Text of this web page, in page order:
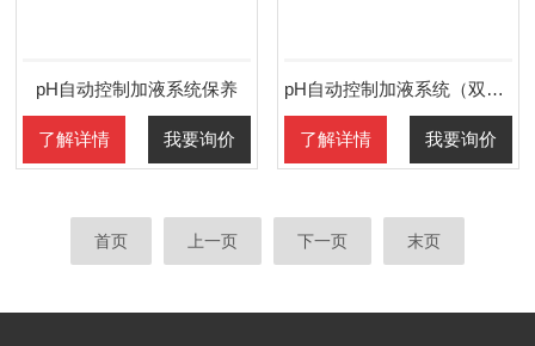
pH自动控制加液系统保养
了解详情 我要询价
pH自动控制加液系统（双泵）保养
了解详情 我要询价
首页 上一页 下一页 末页